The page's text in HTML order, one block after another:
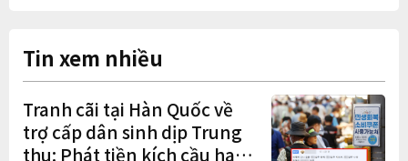
Tin xem nhiều
Tranh cãi tại Hàn Quốc về
trợ cấp dân sinh dịp Trung
thu: Phát tiền kích cầu hay